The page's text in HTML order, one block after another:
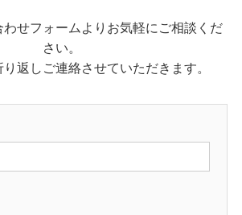
わせフォームよりお気軽にご相談くだ
さい。
返しご連絡させていただきます。